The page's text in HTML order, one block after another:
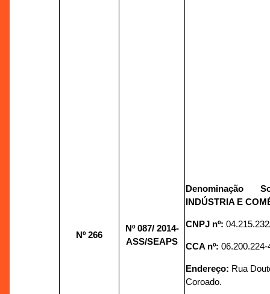
Nº 266
Nº 087/ 2014-
ASS/SEAPS
Denominação
INDÚSTRIA E
CNPJ nº:
CCA nº:
Endereço: Rua
Coroado.